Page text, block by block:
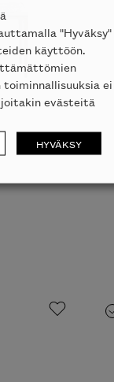
"Hyväksy"
käyttöön.
ei
evästeitä
HYVÄKSY